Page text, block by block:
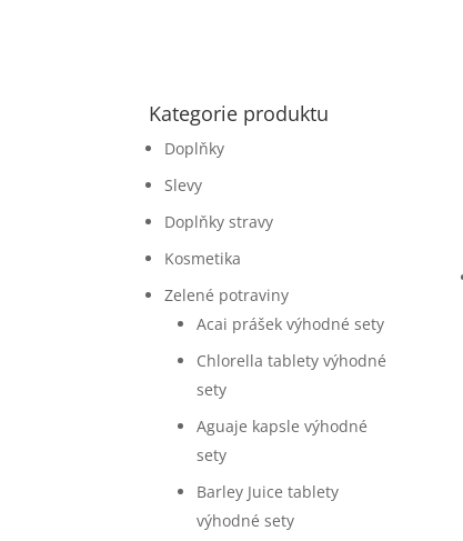
Kategorie produktu
Doplňky
Slevy
Doplňky stravy
Kosmetika
Zelené potraviny
Acai prášek výhodné sety
Chlorella tablety výhodné
sety
Aguaje kapsle výhodné
sety
Barley Juice tablety
výhodné sety